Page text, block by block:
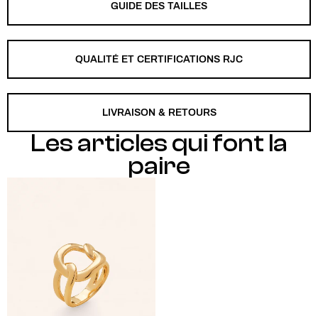
GUIDE DES TAILLES
QUALITÉ ET CERTIFICATIONS RJC
LIVRAISON & RETOURS
Les articles qui font la
paire